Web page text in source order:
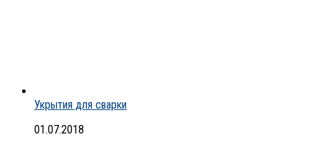
Укрытия для сварки
01.07.2018